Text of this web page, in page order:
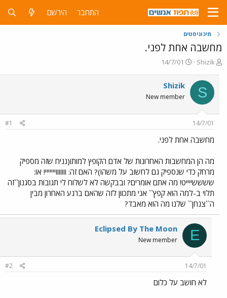
התחבר הירשם
תיכוניסטים
מחשבה אחת לפני.
פ
ח
ה
ו
ש
Shizik
פ
ס
ם
ת
י
14/7/01
S
Shizik
New member
14/7/01
#1
מחשבה אחת לפני.
מה הן המחשבות האחרונות של אדם הקופץ למותו(נניח שזה מספיק
מרחק כדי שנספיק גם לחשוב על משהו)? האם זה: וווווווייייייי! או:
ששששייייט! מה אתם אומרים? ובבקשה לא לשלוח לי תגובות בסגנון``זה
תלוי ב-למה הוא קפץ`` אני מתכוון לזה שהאם ברגע האחרון מבין
ה``צנחן`` שלנו מה הוא מאבד?
E
Eclipsed By The Moon
New member
14/7/01
#2
לא חושב על כלום